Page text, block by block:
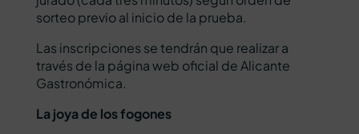
sorteo previo al inicio de la prueba.
Las inscripciones se tendrán que realizar a
través de la página web oficial de Alicante
Gastronómica.
La joya de los fogones